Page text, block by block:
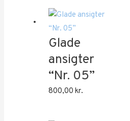
pris
var:
800,00 kr..
er:
Glade
ansigter
“Nr. 05”
800,00kr.